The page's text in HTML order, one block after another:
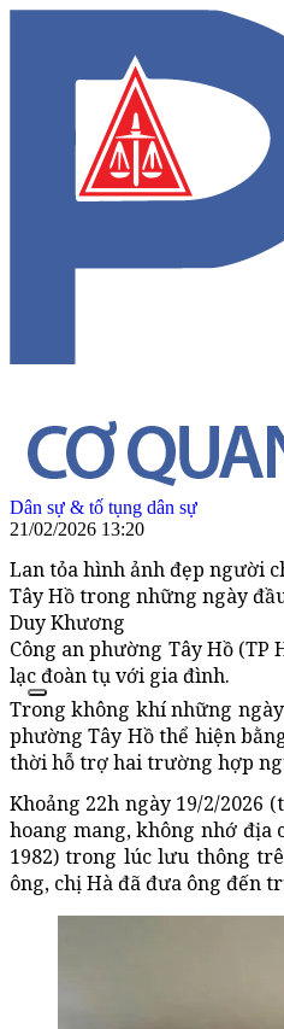
Dân sự & tố tụng dân sự
21/02/2026 13:20
Lan tỏa hình ảnh đẹp người
Tây Hồ trong những ngày
Duy Khương
Công an phường Tây Hồ
lạc đoàn tụ với gia đình.
Trong không khí những
phường Tây Hồ thể hiện
thời hỗ trợ hai trường hợp
Khoảng 22h ngày 19/2/2026
hoang mang, không nhớ địa
1982) trong lúc lưu thông
ông, chị Hà đã đưa ông đến